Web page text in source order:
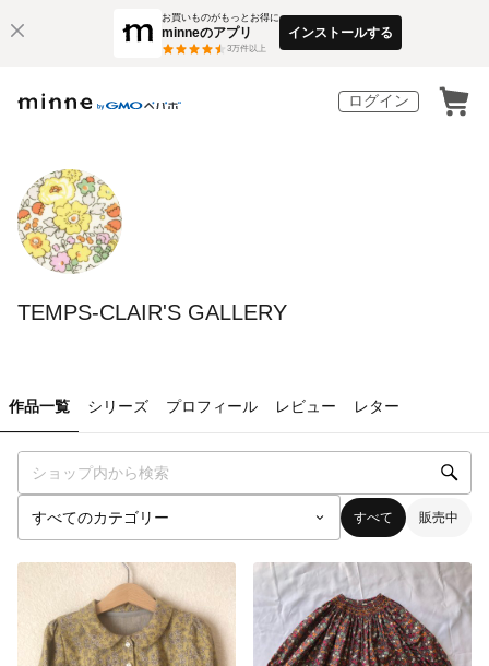
お買いものがもっとお得に
minneのアプリ
3万件以上
インストールする
ログイン
TEMPS-CLAIR'S GALLERY
作品一覧 シリーズ プロフィール レビュー レター
すべて 販売中